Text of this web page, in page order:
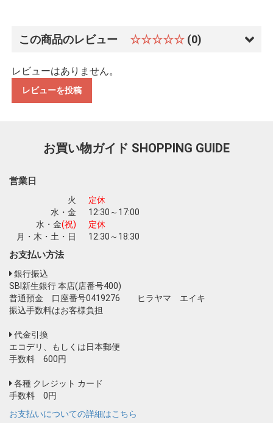
お買い物を続ける
この商品のレビュー ☆☆☆☆☆ (0)
レビューはありません。
レビューを投稿
お買い物ガイド SHOPPING GUIDE
営業日
火
定休
水・金
12:30～17:00
水・金(祝)
定休
月・木・土・日
12:30～18:30
お支払い方法
銀行振込
SBI新生銀行 本店(店番号400)
普通預金 口座番号0419276 ヒラヤマ エイキ
振込手数料はお客様負担
代金引換
エコデリ、もしくは日本郵便
手数料 600円
各種 クレジット カード
手数料 0円
お支払いについての詳細はこちら